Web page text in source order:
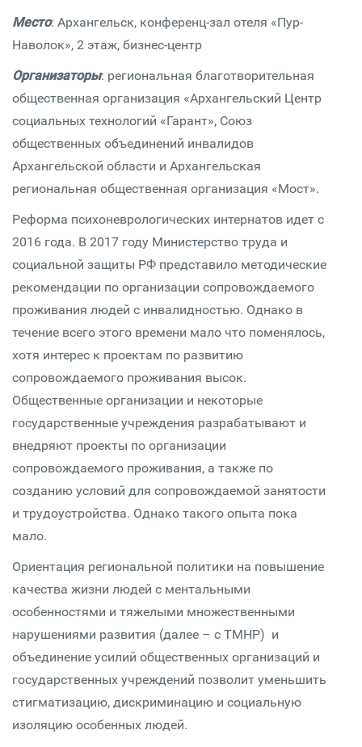
Место: Архангельск, конференц-зал отеля «Пур-
Наволок», 2 этаж, бизнес-центр
Организаторы: региональная благотворительная
общественная организация «Архангельский Центр
социальных технологий «Гарант», Союз
общественных объединений инвалидов
Архангельской области и Архангельская
региональная общественная организация «Мост».
Реформа психоневрологических интернатов идет с
2016 года. В 2017 году Министерство труда и
социальной защиты РФ представило методические
рекомендации по организации сопровождаемого
проживания людей с инвалидностью. Однако в
течение всего этого времени мало что поменялось,
хотя интерес к проектам по развитию
сопровождаемого проживания высок.
Общественные организации и некоторые
государственные учреждения разрабатывают и
внедряют проекты по организации
сопровождаемого проживания, а также по
созданию условий для сопровождаемой занятости
и трудоустройства. Однако такого опыта пока
мало.
Ориентация региональной политики на повышение
качества жизни людей с ментальными
особенностями и тяжелыми множественными
нарушениями развития (далее – с ТМНР) и
объединение усилий общественных организаций и
государственных учреждений позволит уменьшить
стигматизацию, дискриминацию и социальную
изоляцию особенных людей.